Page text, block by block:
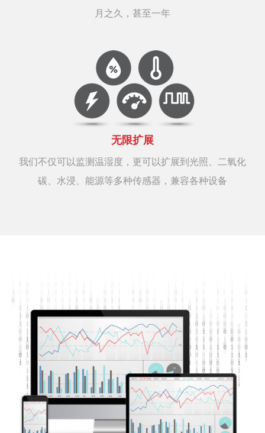
月之久，甚至一年
无限扩展
我们不仅可以监测温湿度，更可以扩展到光照、二氧化
碳、水浸、能源等多种传感器，兼容各种设备